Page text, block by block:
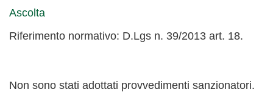
Ascolta
Riferimento normativo: D.Lgs n. 39/2013 art. 18.
Non sono stati adottati provvedimenti sanzionatori.